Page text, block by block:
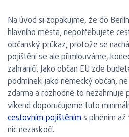
Na úvod si zopakujme, že do
hlavního města, nepotřebujete
občanský průkaz, protože se
pojištění se ale přimlouváme,
zahraničí. Jako občan EU zde
podmínek jako německý občan,
zdarma a rozhodně to nezahrnuje
víkend doporučujeme tuto
cestovním pojištěníms plněním
nic nezaskočí.